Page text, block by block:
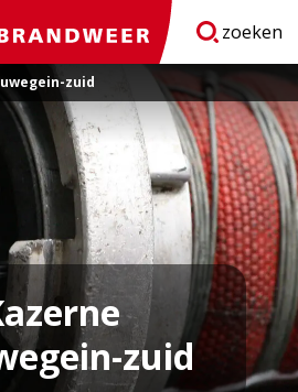
Brandweer zoeken
zuid
zuid